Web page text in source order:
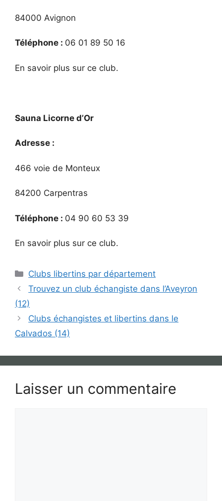
84000 Avignon
Téléphone : 06 01 89 50 16
En savoir plus sur ce club.
Sauna Licorne d’Or
Adresse :
466 voie de Monteux
84200 Carpentras
Téléphone : 04 90 60 53 39
En savoir plus sur ce club.
Catégories
Clubs libertins par département
Trouvez un club échangiste dans l’Aveyron
(12)
Clubs échangistes et libertins dans le
Calvados (14)
Laisser un commentaire